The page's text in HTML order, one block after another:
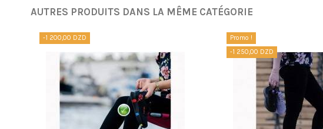
AUTRES PRODUITS DANS LA MÊME CATÉGORIE
-1 200,00 DZD
Promo !
-1 250,00 DZD